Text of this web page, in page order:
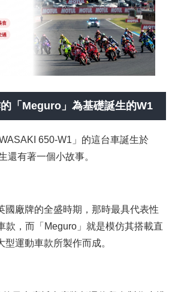
「Meguro」為基礎誕生的W1
650-W1」的這台車誕生於
還有著一個小故事。
國廠牌的全盛時期，那時最具代表性
款，而「Meguro」就是模仿其搭載直
運動車款所製作而成。